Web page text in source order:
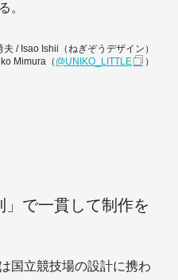
。
/ Isao Ishii（ねぎぞうデザイン）
Mimura（ @UNIKO_LITTLE ）
」で一貫して制作を
国立競技場の設計に携わ